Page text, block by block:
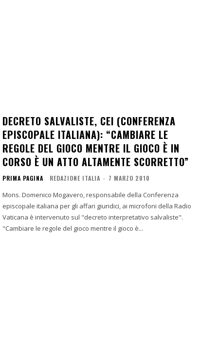
DECRETO SALVALISTE, CEI (CONFERENZA
EPISCOPALE ITALIANA): “CAMBIARE LE
REGOLE DEL GIOCO MENTRE IL GIOCO È IN
CORSO È UN ATTO ALTAMENTE SCORRETTO”
PRIMA PAGINA REDAZIONE ITALIA - 7 MARZO 2010
Mons. Domenico Mogavero, responsabile della Conferenza
episcopale italiana per gli affari giuridici, ai microfoni della Radio
Vaticana è intervenuto sul "decreto interpretativo salvaliste".
"Cambiare le regole del gioco mentre il gioco è...